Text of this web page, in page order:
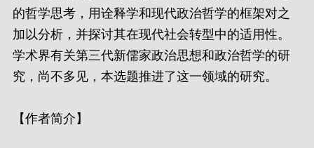
的哲学思考，用诠释学和现代政治哲学的框架对之
加以分析，并探讨其在现代社会转型中的适用性。
学术界有关第三代新儒家政治思想和政治哲学的研
究，尚不多见，本选题推进了这一领域的研究。
【作者简介】